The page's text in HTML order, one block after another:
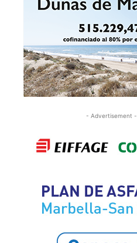
- Advertisement -